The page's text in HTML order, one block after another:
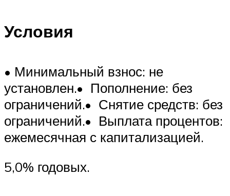
Условия
• Минимальный взнос: не
установлен.• Пополнение: без
ограничений.• Снятие средств: без
ограничений.• Выплата процентов:
ежемесячная с капитализацией.
5,0% годовых.